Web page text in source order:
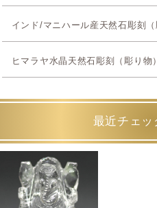
インド/マニハール産天然石彫刻
ヒマラヤ水晶天然石彫刻（彫り物
最近チェッ